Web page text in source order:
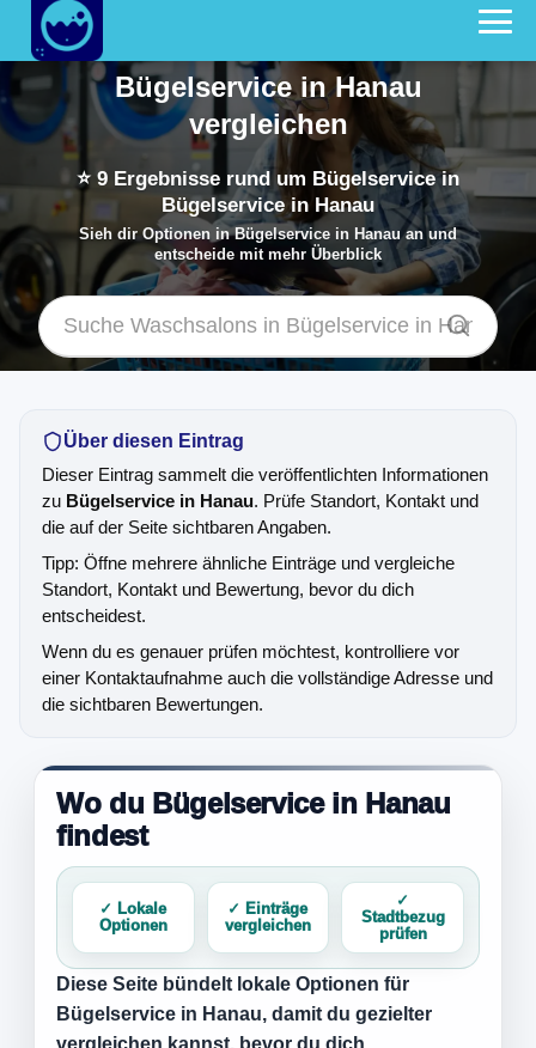
Bügelservice in Hanau
vergleichen
⭐ 9 Ergebnisse rund um Bügelservice in
Bügelservice in Hanau
Sieh dir Optionen in Bügelservice in Hanau an und
entscheide mit mehr Überblick
Über diesen Eintrag
Dieser Eintrag sammelt die veröffentlichten Informationen
zu Bügelservice in Hanau. Prüfe Standort, Kontakt und
die auf der Seite sichtbaren Angaben.
Tipp: Öffne mehrere ähnliche Einträge und vergleiche
Standort, Kontakt und Bewertung, bevor du dich
entscheidest.
Wenn du es genauer prüfen möchtest, kontrolliere vor
einer Kontaktaufnahme auch die vollständige Adresse und
die sichtbaren Bewertungen.
Wo du Bügelservice in Hanau
findest
✓ Lokale
Optionen
✓ Einträge
vergleichen
✓
Stadtbezug
prüfen
Diese Seite bündelt lokale Optionen für
Bügelservice in Hanau, damit du gezielter
vergleichen kannst, bevor du dich